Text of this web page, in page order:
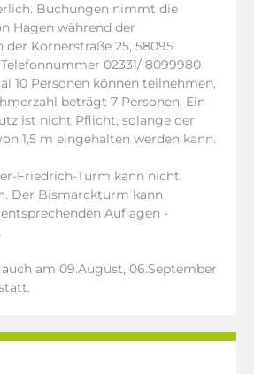
Buchungen nimmt die
Hagen während der
Körnerstraße 25, 58095
02331/ 8099980
10 Personen können teilnehmen,
beträgt 7 Personen. Ein
ist nicht Pflicht, solange der
1,5 m eingehalten werden kann.
Friedrich-Turm kann nicht
Der Bismarckturm kann
Auflagen -
am 09.August, 06.September